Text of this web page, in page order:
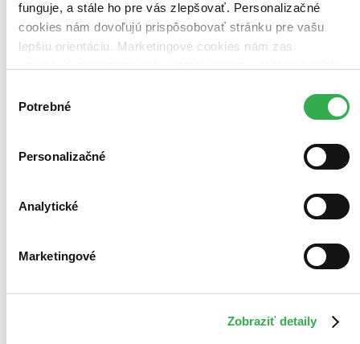
funguje, a stále ho pre vás zlepšovať. Personalizačné
cookies nám dovoľujú prispôsobovať stránku pre vašu
lepšiu orientáciu. Marketingové cookies nám zas
keby sme mohli používať všetky tieto cookies. Ďakujeme!
súhlasu
Potrebné
Personalizačné
Analytické
Marketingové
Zobraziť detaily